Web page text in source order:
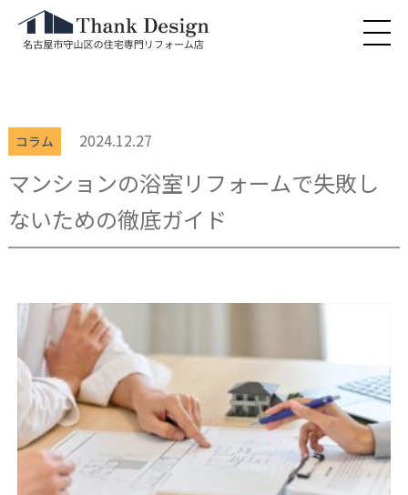
コラム 2024.12.27
マンションの浴室リフォームで失敗し
ないための徹底ガイド